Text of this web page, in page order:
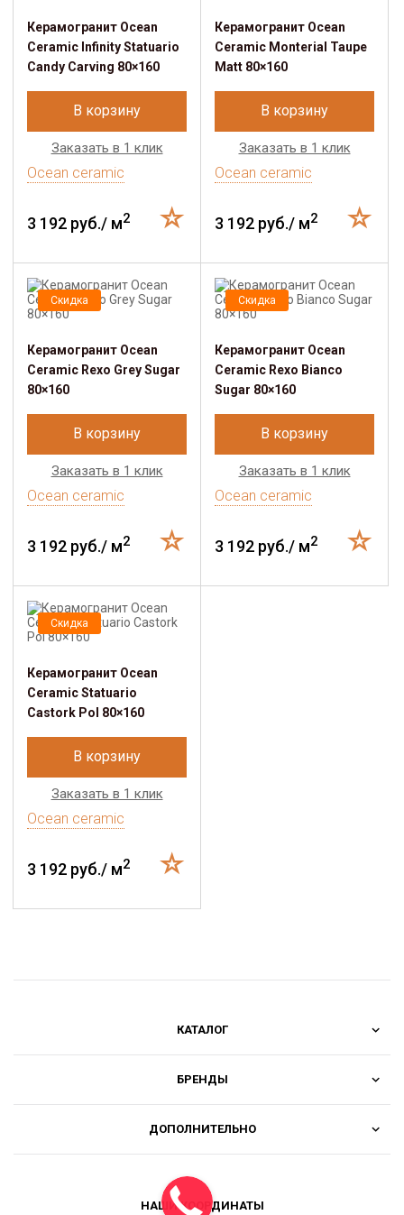
Керамогранит Ocean
Ceramic Infinity Statuario
Candy Carving 80×160
В корзину
Заказать в 1 клик
Ocean ceramic
3 192 руб./ м2
Керамогранит Ocean
Ceramic Monterial Taupe
Matt 80×160
В корзину
Заказать в 1 клик
Ocean ceramic
3 192 руб./ м2
Скидка
Керамогранит Ocean
Ceramic Rexo Grey Sugar
80×160
В корзину
Заказать в 1 клик
Ocean ceramic
3 192 руб./ м2
Скидка
Керамогранит Ocean
Ceramic Rexo Bianco
Sugar 80×160
В корзину
Заказать в 1 клик
Ocean ceramic
3 192 руб./ м2
Скидка
Керамогранит Ocean
Ceramic Statuario
Castork Pol 80×160
В корзину
Заказать в 1 клик
Ocean ceramic
3 192 руб./ м2
КАТАЛОГ
БРЕНДЫ
ДОПОЛНИТЕЛЬНО
НАШИ КООРДИНАТЫ